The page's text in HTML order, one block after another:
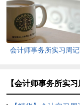
会计师事务所实习周
【会计师事务所实